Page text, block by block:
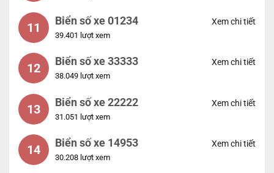
11 Biển số xe 01234
39.401 lượt xem
Xem chi tiết
12 Biển số xe 33333
38.049 lượt xem
Xem chi tiết
13 Biển số xe 22222
31.051 lượt xem
Xem chi tiết
14 Biển số xe 14953
30.208 lượt xem
Xem chi tiết